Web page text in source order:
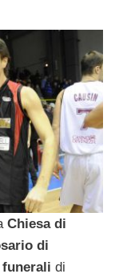
Chiesa di
di
funerali di